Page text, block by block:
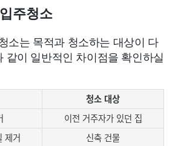
주청소
소는 목적과 청소하는 대상이 다
같이 일반적인 차이점을 확인하실
청소 대상
이전 거주자가 있던 집
제거
신축 건물